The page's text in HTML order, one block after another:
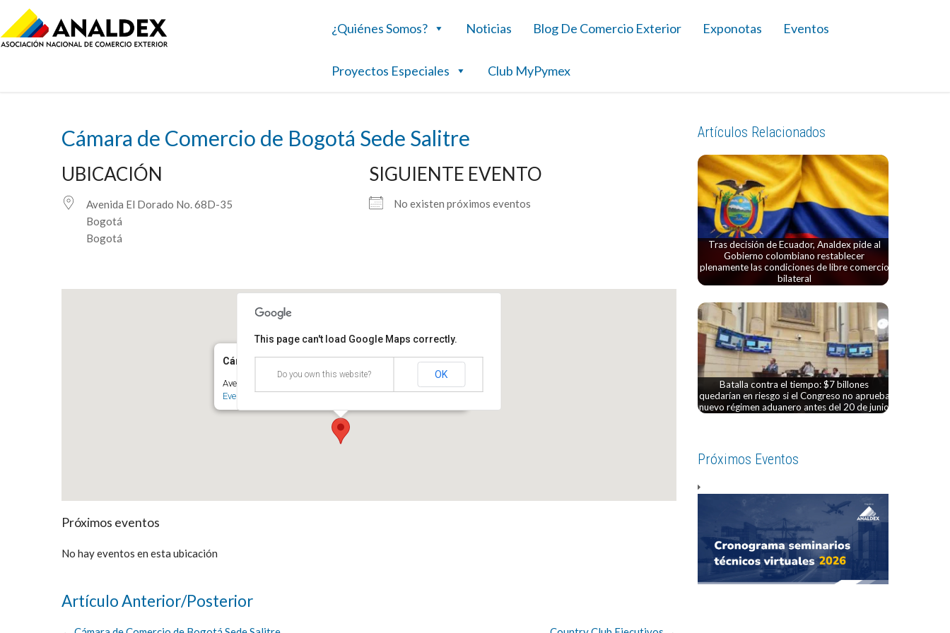
¿Quiénes Somos? Noticias Blog De Comercio Exterior Exponotas Eventos
Proyectos Especiales Club MyPymex
Cámara de Comercio de Bogotá Sede Salitre
UBICACIÓN
Avenida El Dorado No. 68D-35
Bogotá
Bogotá
SIGUIENTE EVENTO
No existen próximos eventos
Cámara de Comercio de Bogotá Sede Salitre
Avenida El Dorado No. 68D-35 - Bogotá
Eventos
This page can't load Google Maps correctly.
Do you own this website? OK
Próximos eventos
No hay eventos en esta ubicación
Artículo Anterior/Posterior
Artículos Relacionados
Tras decisión de Ecuador, Analdex pide al
Gobierno colombiano restablecer
plenamente las condiciones de libre comercio
bilateral
Batalla contra el tiempo: $7 billones
quedarían en riesgo si el Congreso no aprueba
nuevo régimen aduanero antes del 20 de junio
Próximos Eventos